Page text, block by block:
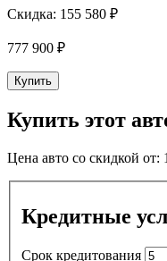
Скидка: 155 580 ₽
777 900 ₽
Купить
Купить этот
Цена авто со скидкой от:
Кредитные
Срок кредитования